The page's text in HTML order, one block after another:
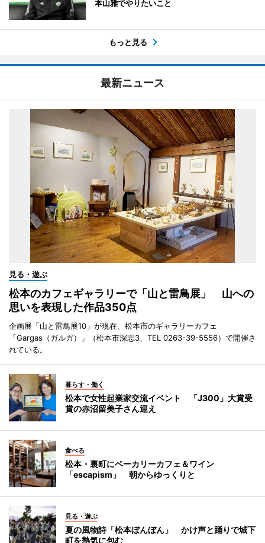
本山雅でやりたいこと
もっと見る
最新ニュース
見る・遊ぶ
松本のカフェギャラリーで「山と雷鳥展」 山への
思いを表現した作品350点
企画展「山と雷鳥展10」が現在、松本市のギャラリーカフェ
「Gargas（ガルガ）」（松本市深志3、TEL 0263-39-5556）で開催さ
れている。
暮らす・働く
松本で女性起業家交流イベント 「J300」大賞受
賞の赤沼留美子さん迎え
食べる
松本・裏町にベーカリーカフェ＆ワイン
「escapism」 朝からゆっくりと
見る・遊ぶ
夏の風物詩「松本ぼんぼん」 かけ声と踊りで城下
町を熱気に包む